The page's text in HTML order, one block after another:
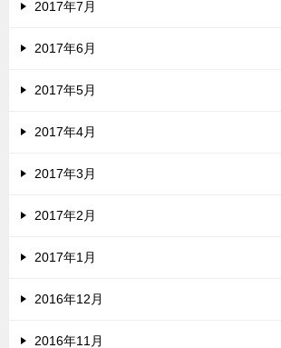
2017年7月
2017年6月
2017年5月
2017年4月
2017年3月
2017年2月
2017年1月
2016年12月
2016年11月